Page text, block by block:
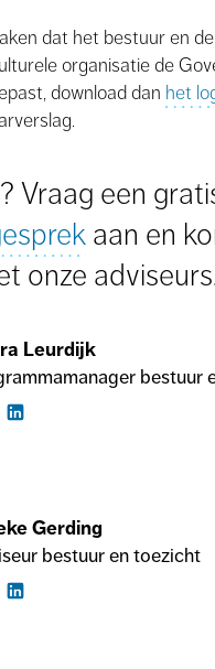
dat het bestuur en
organisatie de
download dan het
Vraag een
aan en
onze
Leurdijk
bestuur
Gerding
bestuur en toezicht